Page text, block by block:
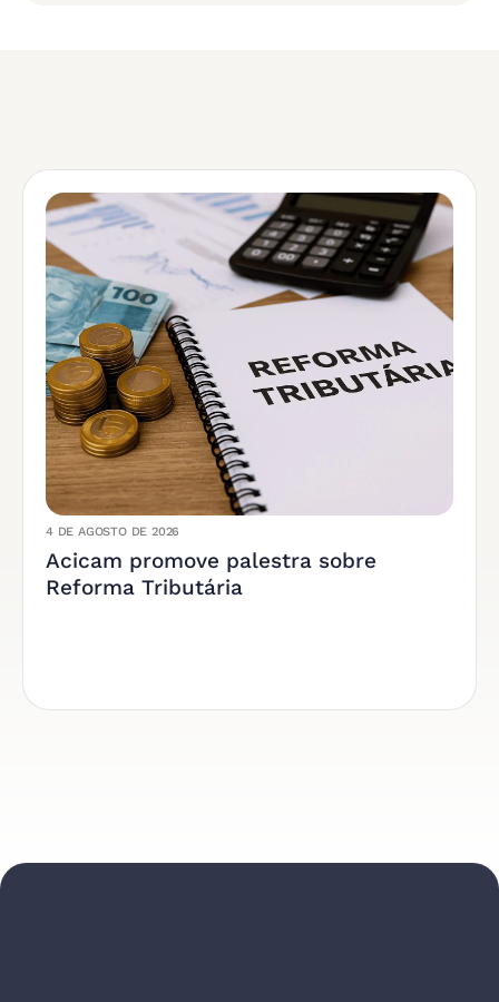
4 DE AGOSTO DE 2026
Acicam promove palestra sobre
Reforma Tributária